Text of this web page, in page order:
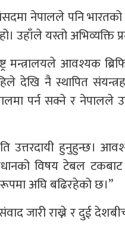
नेपालले पनि
उहाँले यस्तो अभिव्यक्ति
मन्त्रालयले आवश्यक
देखि नै स्थापित
पर्न सक्ने र नेपालले
उत्तरदायी हुनुहुन्छ।
विषय टेबल टकबाट
रूपमा अघि बढिरहेको छ।”
जारी राख्ने र दुई